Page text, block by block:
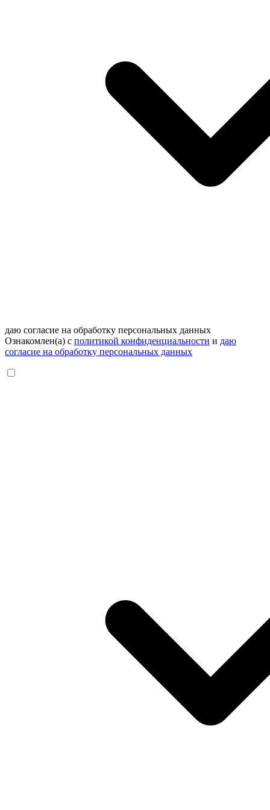
даю согласие на обработку персональных данных
Ознакомлен(а) с политикой конфиденциальности и даю
согласие на обработку персональных данных